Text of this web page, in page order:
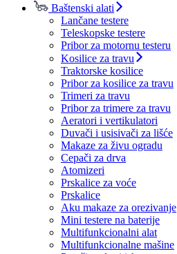
Baštenski alati
Lančane testere
Teleskopske testere
Pribor za motornu testeru
Kosilice za travu
Traktorske kosilice
Pribor za kosilice za travu
Trimeri za travu
Pribor za trimere za travu
Aeratori i vertikulatori
Duvači i usisivači za lišće
Makaze za živu ogradu
Cepači za drva
Atomizeri
Prskalice za voće
Prskalice
Aku makaze za orezivanje
Mini testere na baterije
Multifunkcionalni alat
Multifunkcionalne mašine